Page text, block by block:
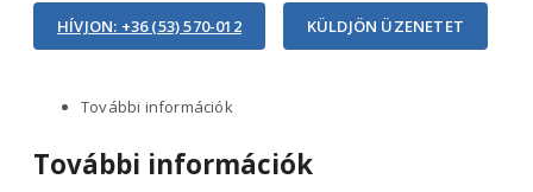
HÍVJON: +36 (53) 570-012 KÜLDJÖN ÜZENETET
További információk
További információk